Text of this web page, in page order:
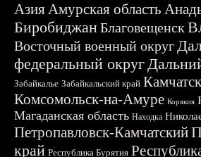
АзияАмурская область
БиробиджанБлаговещенск
Восточный военный округ
федеральный округ
Забайкалье Забайкальский край
Комсомольск-на-Амуре Корякия
Магаданская область Находка
Петропавловск-Камчатский
край Республика Бурятия